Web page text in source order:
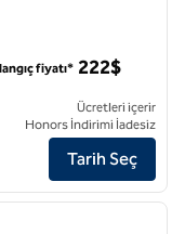
fiyatı* 222$
Ücretleri içerir
Honors İndirimi İadesiz
Tarih Seç
1/12